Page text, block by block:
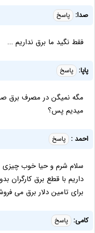
صدا: پاسخ
فقط نگید ما برق نداریم ...
پاپا: پاسخ
مگه نمیگن در مصرف برق
میدیم پس؟
احمد : پاسخ
سلام شرم و حیا خوب چیزی
داریم با قطع برق کارگران
برای تامین دلار برق می
کامی: پاسخ